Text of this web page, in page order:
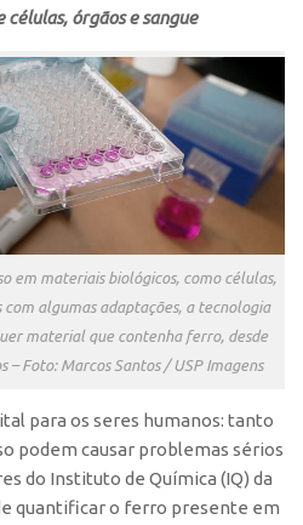
órgãos e sangue
em materiais biológicos, como células,
com algumas adaptações, a tecnologia
material que contenha ferro, desde
– Foto: Marcos Santos / USP Imagens
para os seres humanos: tanto
podem causar problemas sérios
do Instituto de Química (IQ) da
quantificar o ferro presente em